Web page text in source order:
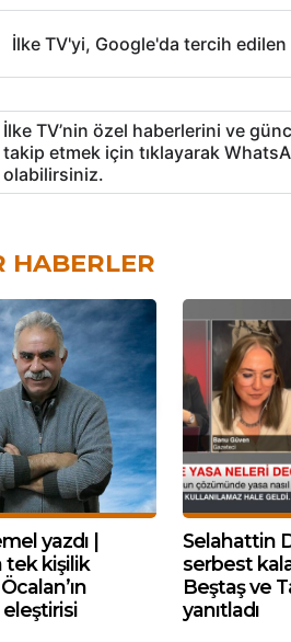
İlke TV'yi, Google'da tercih
İlke TV’nin özel haberlerini ve
takip etmek için tıklayarak
olabilirsiniz.
HABERLER
yazdı |
tek kişilik
Selahattin
serbest
Beştaş ve
yanıtladı